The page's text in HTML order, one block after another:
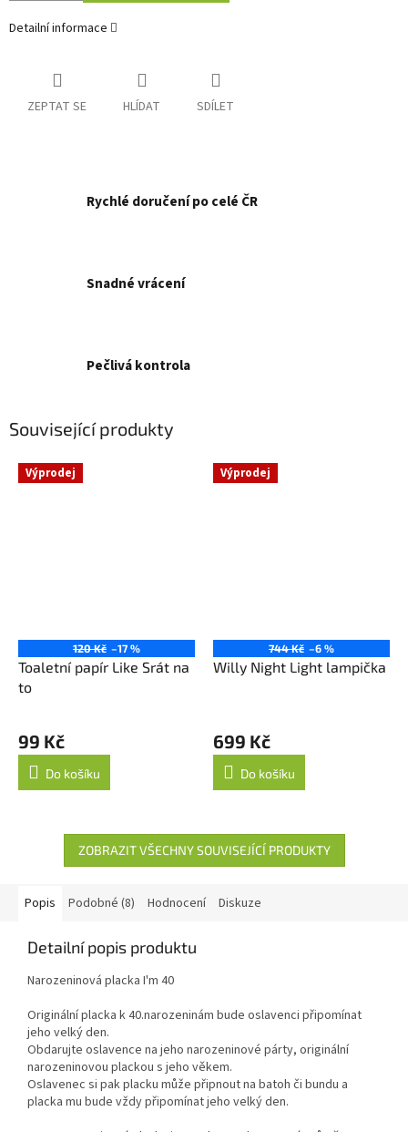
Detailní informace
ZEPTAT SE HLÍDAT SDÍLET
Rychlé doručení po celé ČR
Snadné vrácení
Pečlivá kontrola
Související produkty
Výprodej
120 Kč –17 %
Toaletní papír Like Srát na
to
99 Kč
Do košíku
Výprodej
744 Kč –6 %
Willy Night Light lampička
699 Kč
Do košíku
ZOBRAZIT VŠECHNY SOUVISEJÍCÍ PRODUKTY
Popis Podobné (8) Hodnocení Diskuze
Detailní popis produktu
Narozeninová placka I'm 40
Originální placka k 40.narozeninám bude oslavenci připomínat
jeho velký den.
Obdarujte oslavence na jeho narozeninové párty, originální
narozeninovou plackou s jeho věkem.
Oslavenec si pak placku může připnout na batoh či bundu a
placka mu bude vždy připomínat jeho velký den.